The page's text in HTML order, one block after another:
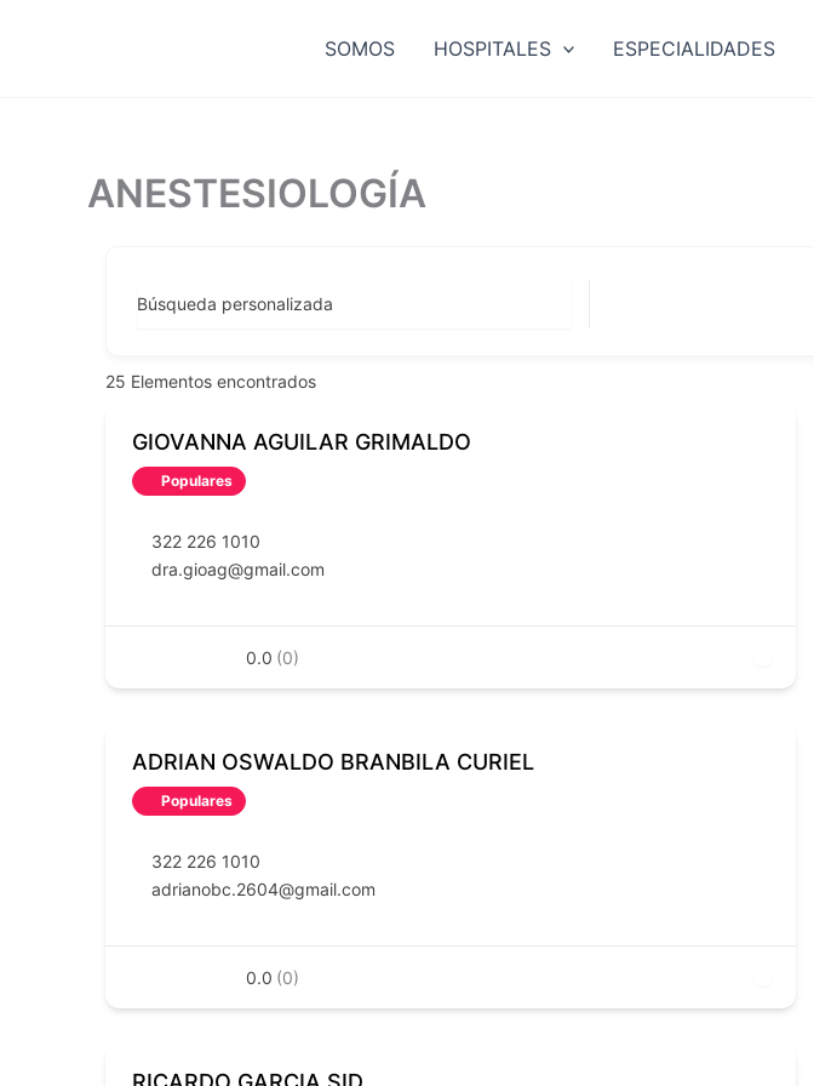
SOMOS HOSPITALES ESPECIALIDADES
ANESTESIOLOGÍA
Búsqueda personalizada
25 Elementos encontrados
GIOVANNA AGUILAR GRIMALDO
Populares
322 226 1010
dra.gioag@gmail.com
0.0 (0)
ADRIAN OSWALDO BRANBILA CURIEL
Populares
322 226 1010
adrianobc.2604@gmail.com
0.0 (0)